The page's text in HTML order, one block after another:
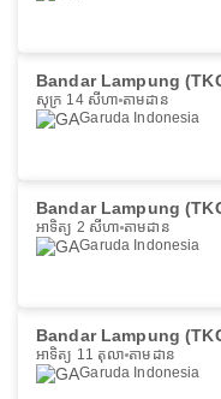
Bandar Lampung
សុក្រ 14 សីហា តាមដាន
Garuda Indonesia
Bandar Lampung
អាទិត្យ 2 សីហា តាមដាន
Garuda Indonesia
Bandar Lampung
អាទិត្យ 11 តុលា តាមដាន
Garuda Indonesia